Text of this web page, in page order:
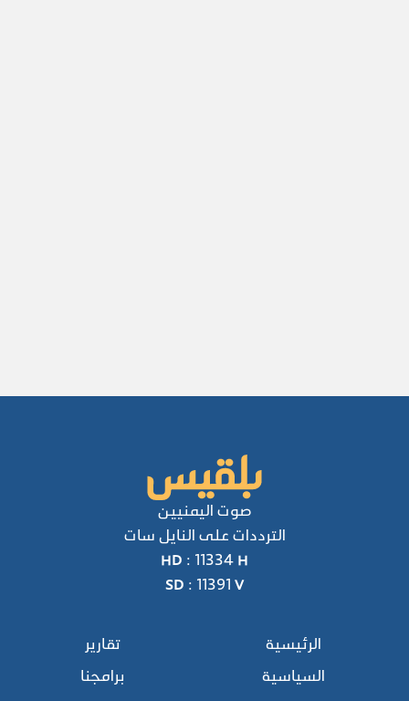
صوت اليمنيين
الترددات على النايل سات
HD : 11334 H
SD : 11391 V
الرئيسية
السياسية
تقارير
برامجنا